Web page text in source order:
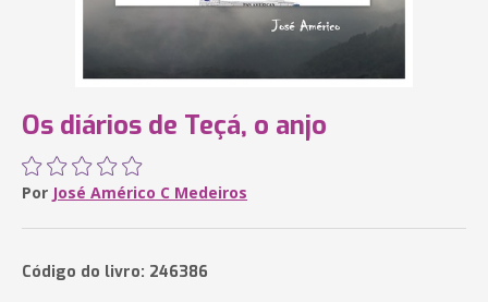
Os diários de Teçá, o anjo
Por José Américo C Medeiros
Código do livro: 246386